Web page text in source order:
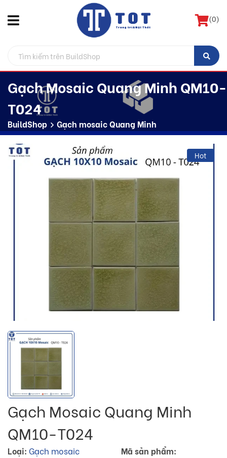
(0)
Gạch Mosaic Quang Minh QM10-
T024
BuildShop Gạch mosaic Quang Minh
Hot
Gạch Mosaic Quang Minh
QM10-T024
Loại: Gạch mosaic
Mã sản phẩm: